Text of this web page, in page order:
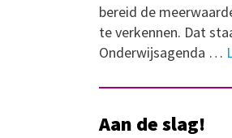
bereid de
te verkennen. Dat
Onderwijsagenda …
Aan de slag!